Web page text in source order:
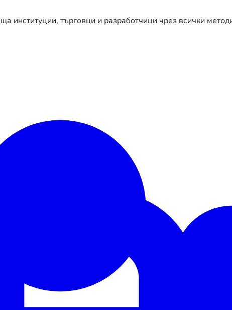
институции, търговци и разработчици чрез всички